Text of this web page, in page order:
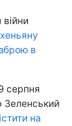
війни
в
серпня
Зеленський
на